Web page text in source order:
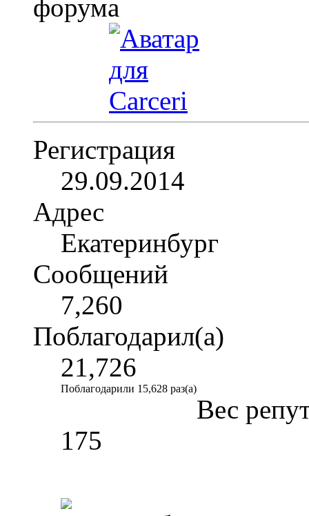
Регистрация
29.09.2014
Адрес
Екатеринбург
Сообщений
7,260
Поблагодарил(а)
21,726
Поблагодарили 15,628 раз(а)
Вес
175